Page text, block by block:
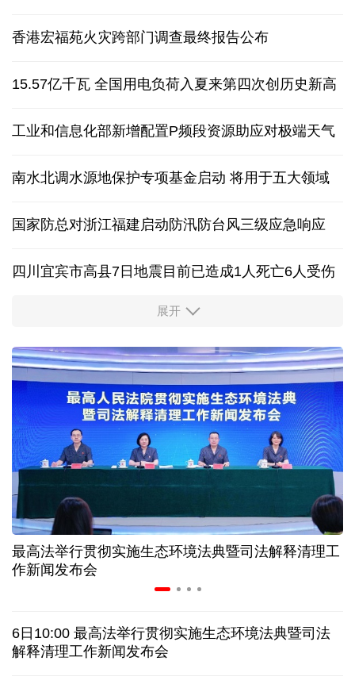
香港宏福苑火灾跨部门调查最终报告公布
15.57亿千瓦 全国用电负荷入夏来第四次创历史新高
工业和信息化部新增配置P频段资源助应对极端天气
南水北调水源地保护专项基金启动 将用于五大领域
国家防总对浙江福建启动防汛防台风三级应急响应
四川宜宾市高县7日地震目前已造成1人死亡6人受伤
四个关键词解读中国经济韧性
球票撬动全城消费 赛事经济如何将"流量"变"增量"
第五届数贸会将首设Token专区 探索算力贸易新路径
北京：非京籍家庭购房社保个税缴纳年限下调为一年
近346亿元 广东电网交出上半年投资建设亮眼答卷
31省份上半年外贸成绩单出炉 见证产业提质跃迁
俄黑客称获取北约直接参与袭击俄领土的书面证据
展开
最高法举行贯彻实施生态环境法典暨司法解释清理工
作新闻发布会
6日10:00 最高法举行贯彻实施生态环境法典暨司法
解释清理工作新闻发布会